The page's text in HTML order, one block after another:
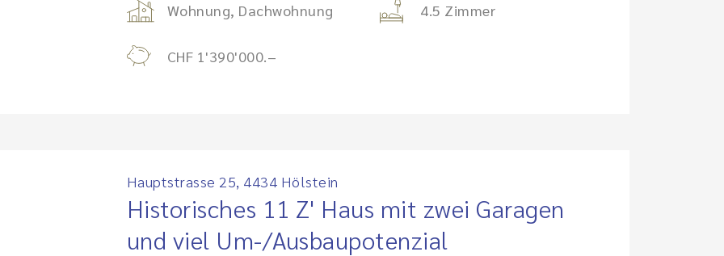
Wohnung, Dachwohnung 4.5 Zimmer
CHF 1'390'000.–
Hauptstrasse 25, 4434 Hölstein
Historisches 11 Z' Haus mit zwei Garagen
und viel Um-/Ausbaupotenzial